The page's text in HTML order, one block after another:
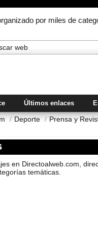
por miles de
web
Últimos enlaces
/ Deporte / Prensa y
en Directoalweb.com,
temáticas.